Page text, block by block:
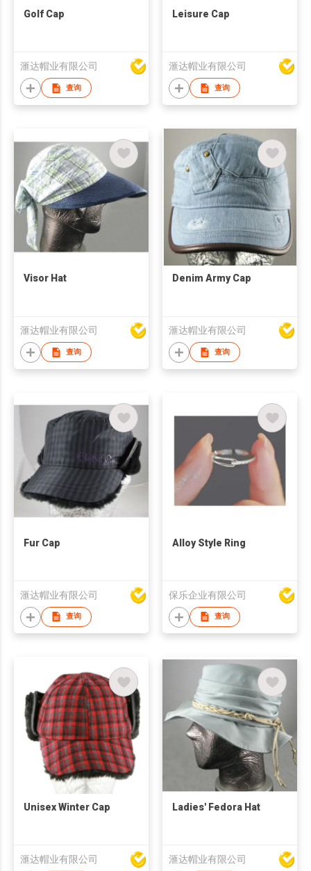
Golf Cap
滙达帽业有限公司
查询
Leisure Cap
滙达帽业有限公司
查询
Visor Hat
滙达帽业有限公司
查询
Denim Army Cap
滙达帽业有限公司
查询
Fur Cap
滙达帽业有限公司
查询
Alloy Style Ring
保乐企业有限公司
查询
Unisex Winter Cap
滙达帽业有限公司
Ladies' Fedora Hat
滙达帽业有限公司